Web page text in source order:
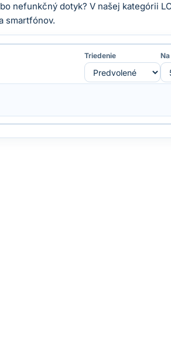
nefunkčný dotyk? V našej kategórii
smartfónov.
Triedenie